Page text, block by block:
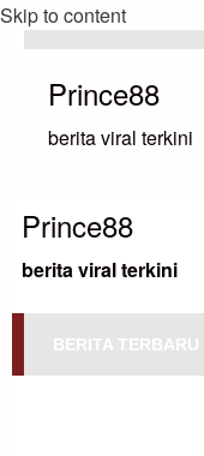
Skip to content
Prince88
berita viral terkini
Prince88
berita viral terkini
BERITA TERBARU